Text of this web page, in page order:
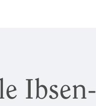
Ibsen-